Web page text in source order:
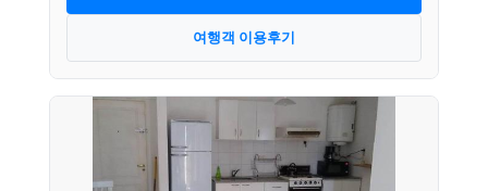
여행객 이용후기